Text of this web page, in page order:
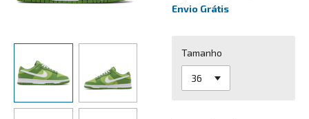
Envio Grátis
Tamanho